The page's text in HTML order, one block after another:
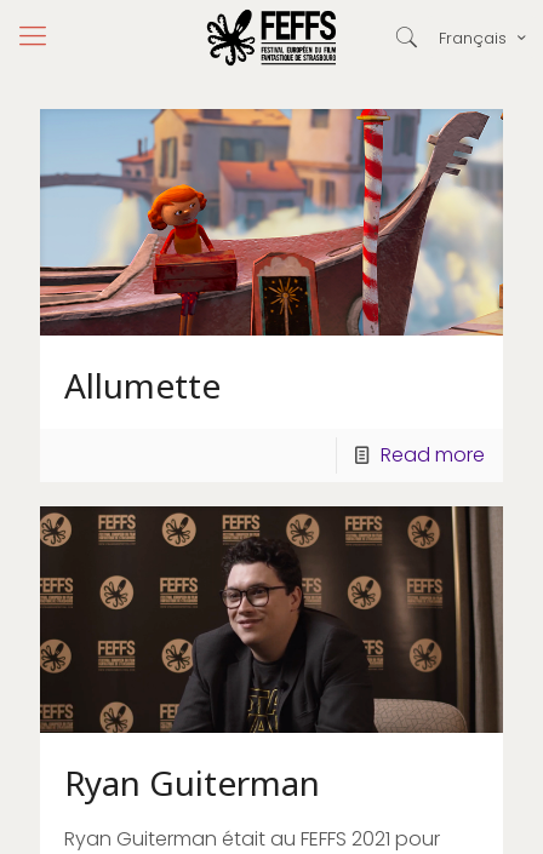
Français
Allumette
Read more
Ryan Guiterman
Ryan Guiterman était au FEFFS 2021 pour